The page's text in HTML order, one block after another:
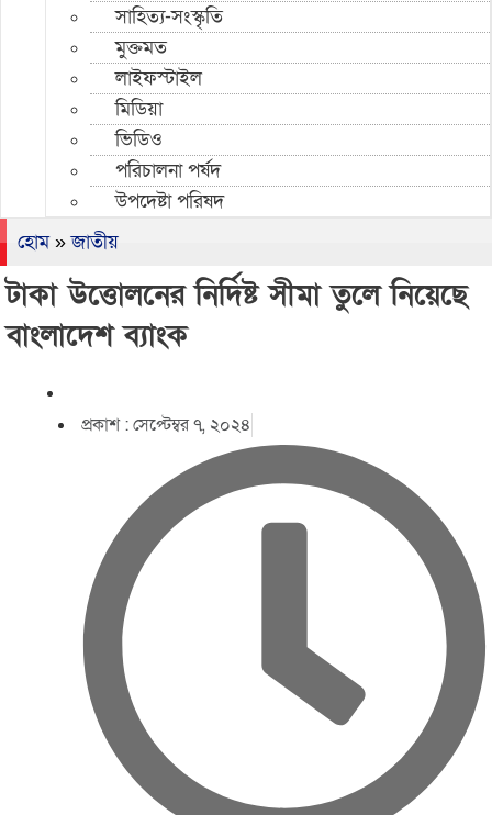
সাহিত্য-সংস্কৃতি
মুক্তমত
লাইফস্টাইল
মিডিয়া
ভিডিও
পরিচালনা পর্ষদ
উপদেষ্টা পরিষদ
হোম»জাতীয়
টাকা উত্তোলনের নির্দিষ্ট সীমা তুলে নিয়েছে
বাংলাদেশ ব্যাংক
প্রকাশ :সেপ্টেম্বর ৭, ২০২৪